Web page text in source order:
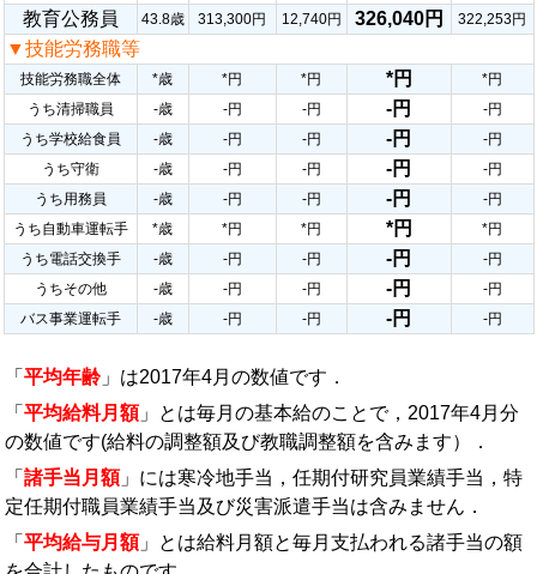
教育公務員 43.8歳 313,300円 12,740円 326,040円 322,253円
▼技能労務職等
技能労務職全体 *歳 *円 *円 *円
*円
うち清掃職員
-歳 -円 -円 -円
-円
うち学校給食員
-歳 -円 -円 -円
-円
うち守衛
-歳 -円 -円 -円
-円
うち用務員
-歳 -円 -円 -円
-円
うち自動車運転手
*歳 *円 *円 *円
*円
うち電話交換手
-歳 -円 -円 -円
-円
うちその他
-歳 -円 -円 -円
-円
バス事業運転手
-歳 -円 -円 -円 -円
「 平均年齢 」は2017年4月の数値です．
「 平均給料月額」とは毎月の基本給のことで，2017年4月分
の数値です(給料の調整額及び教職調整額を含みます）．
「 諸手当月額」には寒冷地手当，任期付研究員業績手当，特
定任期付職員業績手当及び災害派遣手当は含みません．
「 平均給与月額」とは給料月額と毎月支払われる諸手当の額